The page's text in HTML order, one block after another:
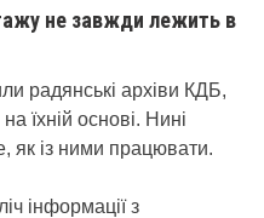
не завжди лежить в
радянські архіви КДБ,
їхній основі. Нині
як із ними працювати.
інформації з